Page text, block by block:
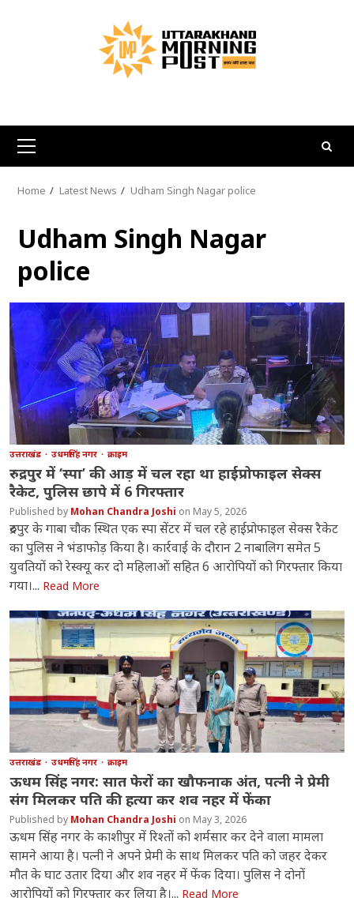
Primary
Menu
Home Latest News Udham Singh Nagar police
Udham Singh Nagar
police
उत्तराखंड उधमसिंह नगर क्राइम
रुद्रपुर में ‘स्पा’ की आड़ में चल रहा था हाईप्रोफाइल सेक्स
रैकेट, पुलिस छापे में 6 गिरफ्तार
Mohan Chandra Joshi May 5, 2026
रुद्रपुर के गाबा चौक स्थित एक स्पा सेंटर में चल रहे हाईप्रोफाइल सेक्स रैकेट
का पुलिस ने भंडाफोड़ किया है। कार्रवाई के दौरान 2 नाबालिग समेत 5
युवतियों को रेस्क्यू कर दो महिलाओं सहित 6 आरोपियों को गिरफ्तार किया
गया।... Read More
उत्तराखंड उधमसिंह नगर क्राइम
ऊधम सिंह नगर: सात फेरों का खौफनाक अंत, पत्नी ने प्रेमी
संग मिलकर पति की हत्या कर शव नहर में फेंका
Mohan Chandra Joshi May 3, 2026
ऊधम सिंह नगर के काशीपुर में रिश्तों को शर्मसार कर देने वाला मामला
सामने आया है। पत्नी ने अपने प्रेमी के साथ मिलकर पति को जहर देकर
मौत के घाट उतार दिया और शव नहर में फेंक दिया। पुलिस ने दोनों
आरोपियों को गिरफ्तार कर लिया है।... Read More